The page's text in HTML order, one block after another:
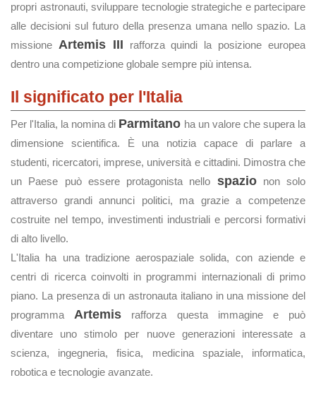
propri astronauti, sviluppare tecnologie strategiche e partecipare
alle decisioni sul futuro della presenza umana nello spazio. La
missione Artemis III rafforza quindi la posizione europea
dentro una competizione globale sempre più intensa.
Il significato per l'Italia
Per l'Italia, la nomina di Parmitano ha un valore che supera la
dimensione scientifica. È una notizia capace di parlare a
studenti, ricercatori, imprese, università e cittadini. Dimostra che
un Paese può essere protagonista nello spazionon solo
attraverso grandi annunci politici, ma grazie a competenze
costruite nel tempo, investimenti industriali e percorsi formativi
di alto livello.
L'Italia ha una tradizione aerospaziale solida, con aziende e
centri di ricerca coinvolti in programmi internazionali di primo
piano. La presenza di un astronauta italiano in una missione del
programma Artemis rafforza questa immagine e può
diventare uno stimolo per nuove generazioni interessate a
scienza, ingegneria, fisica, medicina spaziale, informatica,
robotica e tecnologie avanzate.